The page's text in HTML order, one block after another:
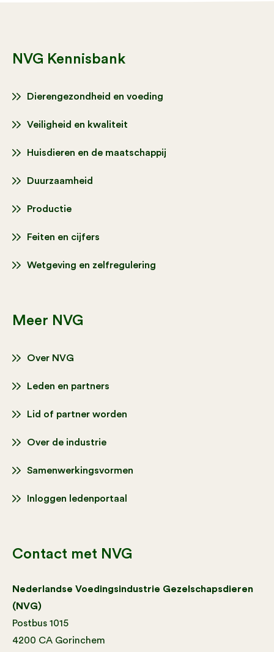
NVG Kennisbank
Dierengezondheid en voeding
Veiligheid en kwaliteit
Huisdieren en de maatschappij
Duurzaamheid
Productie
Feiten en cijfers
Wetgeving en zelfregulering
Meer NVG
Over NVG
Leden en partners
Lid of partner worden
Over de industrie
Samenwerkingsvormen
Inloggen ledenportaal
Contact met NVG
Nederlandse Voedingsindustrie Gezelschapsdieren
(NVG)
Postbus 1015
4200 CA Gorinchem